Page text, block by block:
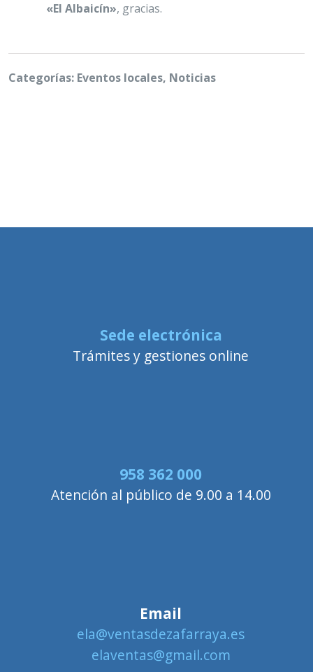
«El Albaicín», gracias.
Categorías: Eventos locales, Noticias
Sede electrónica
Trámites y gestiones online
958 362 000
Atención al público de 9.00 a 14.00
Email
ela@ventasdezafarraya.es
elaventas@gmail.com